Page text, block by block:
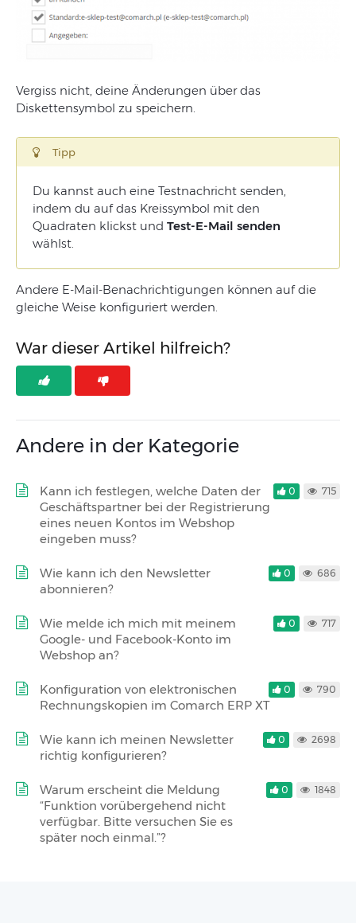
Vergiss nicht, deine Änderungen über das
Diskettensymbol zu speichern.
Tipp
Du kannst auch eine Testnachricht senden,
indem du auf das Kreissymbol mit den
Quadraten klickst und Test-E-Mail senden
wählst.
Andere E-Mail-Benachrichtigungen können auf die
gleiche Weise konfiguriert werden.
War dieser Artikel hilfreich?
Andere in der Kategorie
Kann ich festlegen, welche Daten der
Geschäftspartner bei der Registrierung
eines neuen Kontos im Webshop
eingeben muss?
0 715
Wie kann ich den Newsletter
abonnieren?
0 686
Wie melde ich mich mit meinem
Google- und Facebook-Konto im
Webshop an?
0 717
Konfiguration von elektronischen
Rechnungskopien im Comarch ERP XT
0 790
Wie kann ich meinen Newsletter
richtig konfigurieren?
0 2698
Warum erscheint die Meldung
“Funktion vorübergehend nicht
verfügbar. Bitte versuchen Sie es
später noch einmal.”?
0 1848